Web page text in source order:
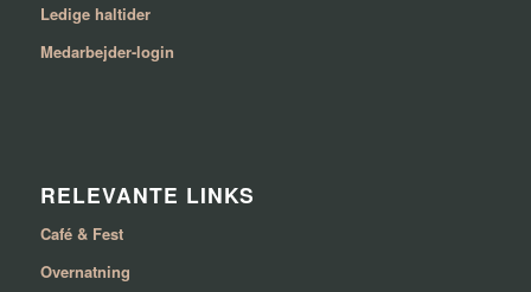
Ledige haltider
Medarbejder-login
RELEVANTE LINKS
Café & Fest
Overnatning